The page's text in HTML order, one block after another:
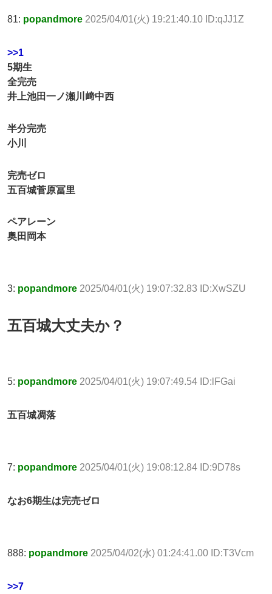
81: popandmore 2025/04/01(火) 19:21:40.10 ID:qJJ1Z
>>1
5期生
全完売
井上池田一ノ瀬川﨑中西
半分完売
小川
完売ゼロ
五百城菅原冨里
ペアレーン
奥田岡本
3: popandmore 2025/04/01(火) 19:07:32.83 ID:XwSZU
五百城大丈夫か？
5: popandmore 2025/04/01(火) 19:07:49.54 ID:lFGai
五百城凋落
7: popandmore 2025/04/01(火) 19:08:12.84 ID:9D78s
なお6期生は完売ゼロ
888: popandmore 2025/04/02(水) 01:24:41.00 ID:T3Vcm
>>7